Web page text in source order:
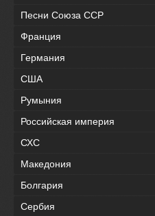
Песни Союза ССР
Франция
Германия
США
Румыния
Российская империя
СХС
Македония
Болгария
Сербия